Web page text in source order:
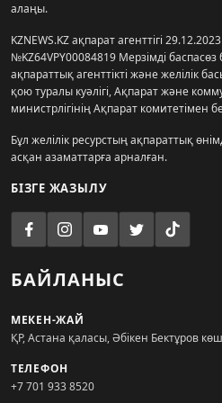
алаңы.
KZNEWS.KZ ақпарат агенттігі
№KZ64VPY00084819 Мерзімді
ақпараттық агенттікті және желілік
қою туралы куәлігі, Ақпарат және
министрлігінің Ақпарат комитетімен
Бұл желілік ресурстың ақпараттық
асқан азаматтарға арналған.
БІЗГЕ ЖАЗЫЛУ
БАЙЛАНЫС
МЕКЕН-ЖАЙ
ҚР, Астана қаласы, Әбікен Бектұров
ТЕЛЕФОН
+7 701 933 8520